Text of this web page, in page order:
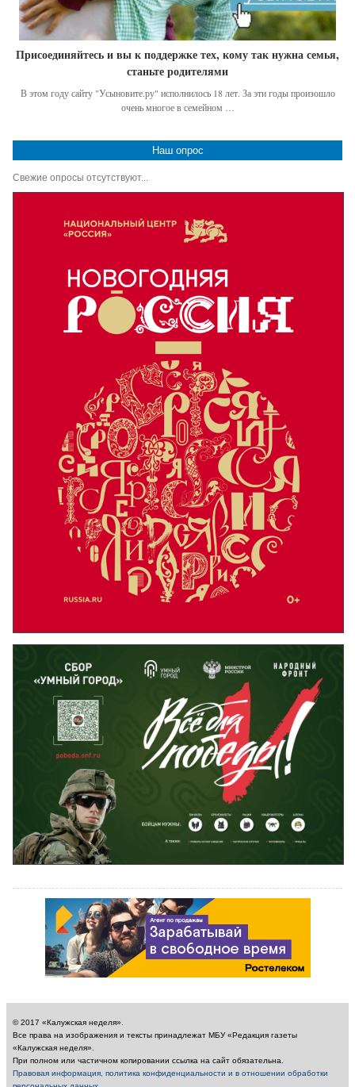
Присоединяйтесь и вы к поддержке тех, кому так нужна семья,
станьте родителями
В этом году сайту "Усыновите.ру" исполнилось 18 лет. За эти годы произошло
очень многое в семейном …
Наш опрос
Свежие опросы отсутствуют...
© 2017 «Калужская неделя».
Все права на изображения и тексты принадлежат МБУ «Редакция газеты
«Калужская неделя».
При полном или частичном копировании ссылка на сайт обязательна.
Правовая информация, политика конфиденциальности и в отношении обработки